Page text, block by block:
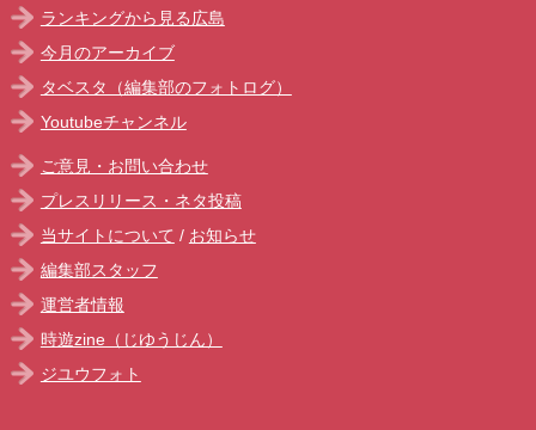
ランキングから見る広島
今月のアーカイブ
タベスタ（編集部のフォトログ）
Youtubeチャンネル
ご意見・お問い合わせ
プレスリリース・ネタ投稿
当サイトについて / お知らせ
編集部スタッフ
運営者情報
時遊zine（じゆうじん）
ジユウフォト